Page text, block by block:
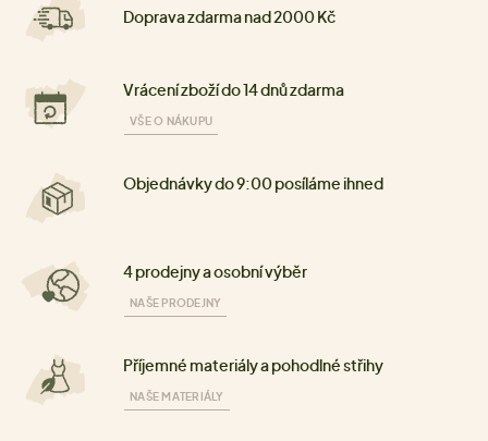
Doprava zdarma nad 2000 Kč
Vrácení zboží do 14 dnů zdarma
VŠE O NÁKUPU
Objednávky do 9:00 posíláme ihned
4 prodejny a osobní výběr
NAŠE PRODEJNY
Příjemné materiály a pohodlné střihy
NAŠE MATERIÁLY